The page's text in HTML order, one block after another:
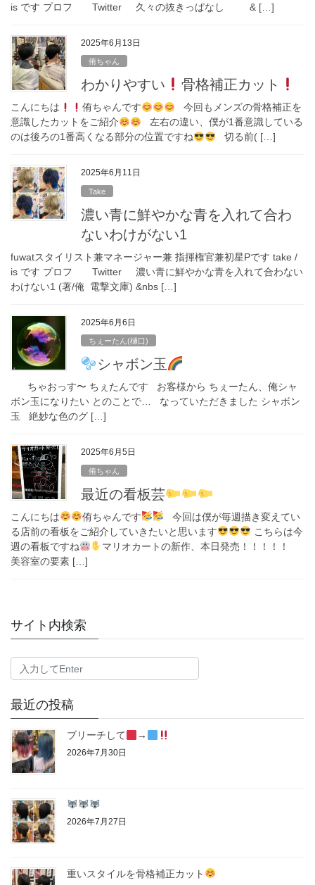
is です プロフ Twitter 久々の抜きっぱなし & […]
2025年6月13日
侑ちゃん
わかりやすい 骨格補正カット
こんにちは 侑ちゃんです
今回もメンズの骨格補正を
意識したカットをご紹介
左右の違い、僕が1番意識している
のは後ろの1番高くなる部分の位置ですね
切る前( […]
2025年6月11日
Take
濃い青に鮮やかな青を入れて合わ
ないわけがない1
fuwatスタイリスト兼マネージャー兼 指揮権官兼初星Pです take /
is です プロフ Twitter 濃い青に鮮やかな青を入れて合わない
わけない1 (著/俺 電撃文庫) &nbs […]
2025年6月6日
ちぇーたん(樋口)
シャボン玉
ちゃおっす〜 ちぇたんです お客様から ちぇーたん、俺シャ
ボン玉になりたい とのことで… なっていただきました シャボン
玉 絶妙な色のグ […]
2025年6月5日
侑ちゃん
最近の看板芸
こんにちは 侑ちゃんです
今回は僕が毎週描き変えてい
る店前の看板をご紹介していきたいと思います
こちらは今
週の看板ですね
マリオカートの新作、本日発売！！！！！
美容室の要素 […]
サイト内検索
最近の投稿
ブリーチして →
2026年7月30日
2026年7月27日
重いスタイルを骨格補正カット